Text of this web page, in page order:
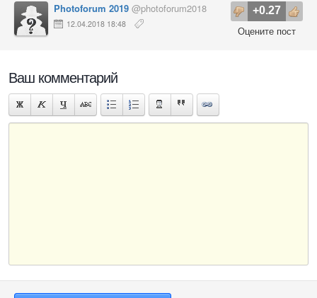
+0.27
Оцените пост
Photoforum 2019 @photoforum2018
12.04.2018 18:48
Ваш комментарий